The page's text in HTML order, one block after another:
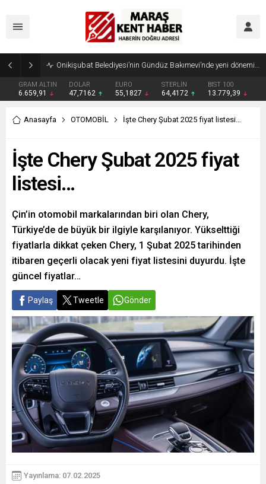
Geleneksel Ağustos Fuarı’nda Madrigal Coşkusu
GRAM ALTIN
6.659,91
DOLAR
47,7162
EURO
55,1827
STERLİN
64,4172
BIST 100
13.779,39
Anasayfa OTOMOBİL İşte Chery Şubat 2025 fiyat listesi…
İşte Chery Şubat 2025 fiyat
listesi…
Çin’in otomobil markalarından biri olan Chery,
Türkiye’de de büyük bir ilgiyle karşılanıyor. Yükselttiği
fiyatlarla dikkat çeken Chery, 1 Şubat 2025 tarihinden
itibaren geçerli olacak yeni fiyat listesini duyurdu. İşte
güncel fiyatlar…
Paylaş Tweetle Gönder
Yayınlama: 07.02.2025